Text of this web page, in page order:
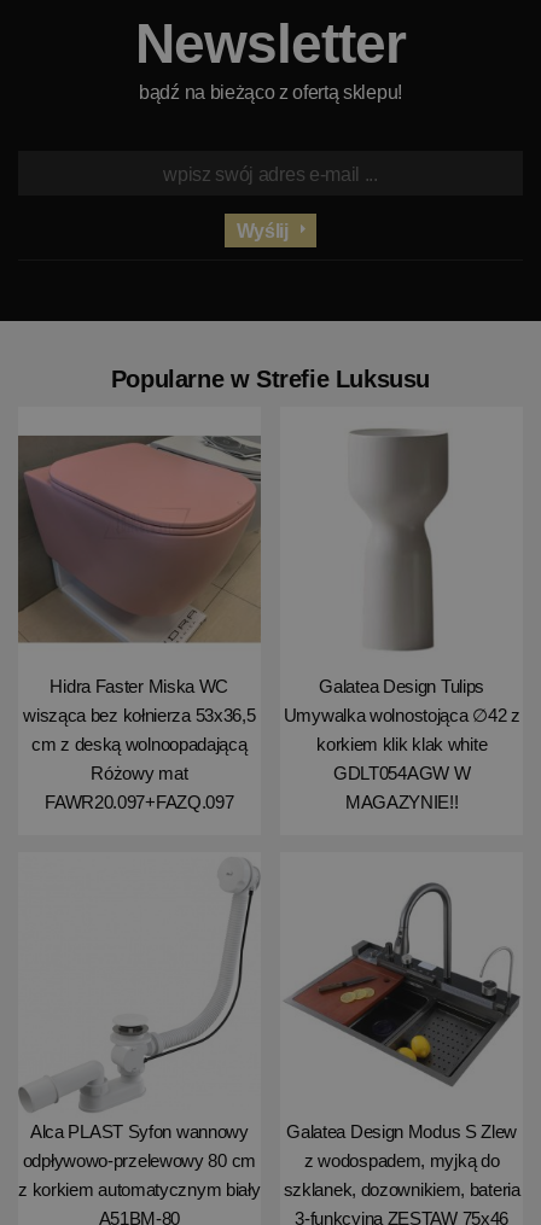
Newsletter
bądź na bieżąco z ofertą sklepu!
Wyślij
Popularne w Strefie Luksusu
Hidra Faster Miska WC
wisząca bez kołnierza 53x36,5
cm z deską wolnoopadającą
Różowy mat
FAWR20.097+FAZQ.097
Galatea Design Tulips
Umywalka wolnostojąca ∅42 z
korkiem klik klak white
GDLT054AGW W
MAGAZYNIE!!
Alca PLAST Syfon wannowy
odpływowo-przelewowy 80 cm
z korkiem automatycznym biały
A51BM-80
Galatea Design Modus S Zlew
z wodospadem, myjką do
szklanek, dozownikiem, bateria
3-funkcyjną ZESTAW 75x46